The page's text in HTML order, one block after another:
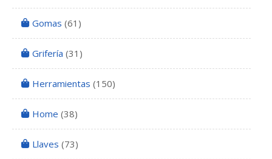
Gomas (61)
Grifería (31)
Herramientas (150)
Home (38)
Llaves (73)